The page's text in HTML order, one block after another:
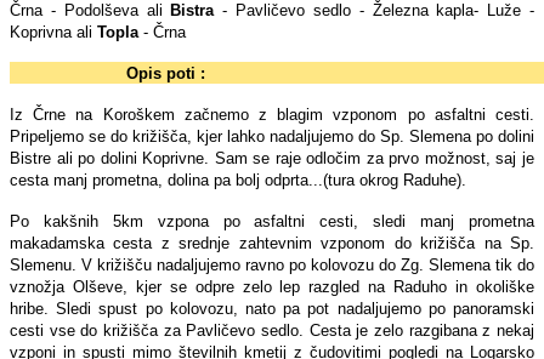
Črna - Podolševa ali Bistra- Pavličevo sedlo - Železna kapla- Luže -
Koprivna ali Topla- Črna
Opis poti :
Iz Črne na Koroškem začnemo z blagim vzponom po asfaltni cesti.
Pripeljemo se do križišča, kjer lahko nadaljujemo do Sp. Slemena po dolini
Bistre ali po dolini Koprivne. Sam se raje odločim za prvo možnost, saj je
cesta manj prometna, dolina pa bolj odprta...(tura okrog Raduhe).
Po kakšnih 5km vzpona po asfaltni cesti, sledi manj prometna
makadamska cesta z srednje zahtevnim vzponom do križišča na Sp.
Slemenu. V križišču nadaljujemo ravno po kolovozu do Zg. Slemena tik do
vznožja Olševe, kjer se odpre zelo lep razgled na Raduho in okoliške
hribe. Sledi spust po kolovozu, nato pa pot nadaljujemo po panoramski
cesti vse do križišča za Pavličevo sedlo. Cesta je zelo razgibana z nekaj
vzponi in spusti mimo številnih kmetij z čudovitimi pogledi na Logarsko